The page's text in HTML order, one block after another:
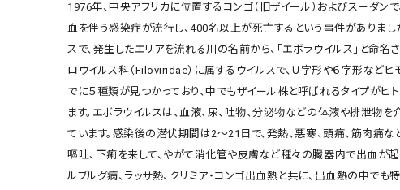
1976年、中央アフリカに位置するコンゴ（旧ザイール）およびスーダン
血を伴う感染症が流行し、400名以上が死亡するという事件がありまし
スで、発生したエリアを流れる川の名前から、「エボラウイルス」と命名
ロウイルス科（Filoviridae）に属するウイルスで、Ｕ字形や６字形など
でに５種類が見つかっており、中でもザイール株と呼ばれるタイプがヒ
ます。エボラウイルスは、血液、尿、吐物、分泌物などの体液や排泄物
ています。感染後の潜伏期間は2～21日で、発熱、悪寒、頭痛、筋肉痛な
嘔吐、下痢を来して、やがて消化管や皮膚など種々の臓器内で出血が起
ルブルグ病、ラッサ熱、クリミア・コンゴ出血熱と共に、出血熱の中で